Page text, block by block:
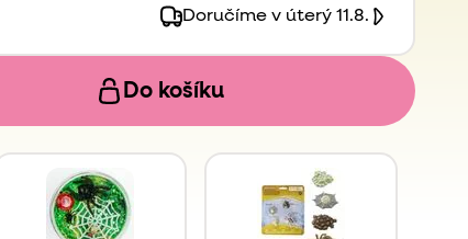
Doručíme v úterý 11.8.
Do košíku